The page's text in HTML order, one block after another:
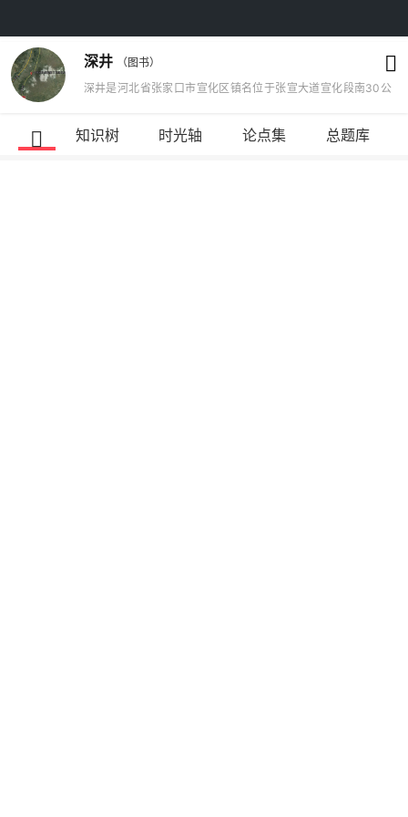
深井 （图书）
深井是河北省张家口市宣化区镇名位于张宣大道宣化段南30公
薯著称。河北省张家口市宣化区深井镇，全镇人口约3.6万，辖
知识树 时光轴 论点集 总题库